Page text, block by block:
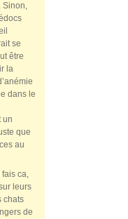
Sinon,
se
être
la
dans le
un
que
au
fais ca,
leurs
chats
de